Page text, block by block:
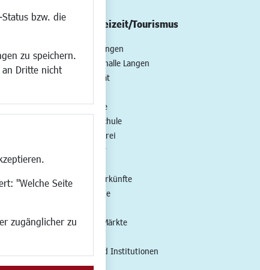
bzw. die
zu speichern.
an Dritte nicht
"Welche Seite
zugänglicher zu
Kultur/Freizeit/Tourismus
Veranstaltungen
Neue Stadthalle Langen
Stadtporträt
Musikschule
Volkshochschule
Stadtbücherei
Stadtarchiv
Hotels/Unterkünfte
Gastronomie
Feste und Märkte
Vereine und Institutionen